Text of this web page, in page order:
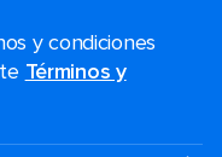
y condiciones
Términos y